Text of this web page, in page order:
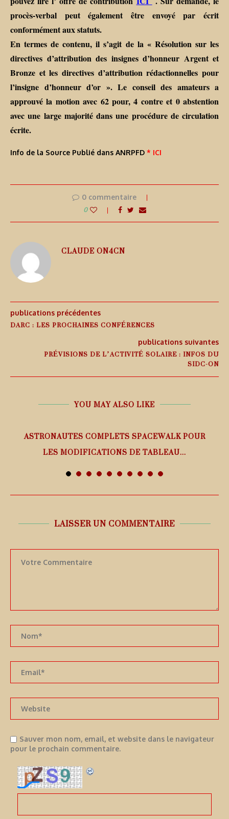
procès-verbal peut également être envoyé par écrit
conformément aux statuts.
En termes de contenu, il s’agit de la « Résolution sur les
directives d’attribution des insignes d’honneur Argent et
Bronze et les directives d’attribution rédactionnelles pour
l’insigne d’honneur d’or ». Le conseil des amateurs a
approuvé la motion avec 62 pour, 4 contre et 0 abstention
avec une large majorité dans une procédure de circulation
écrite.
Info de la Source Publié dans ANRPFD * ICI
0 commentaire
0
CLAUDE ON4CN
publications précédentes
DARC : LES PROCHAINES CONFÉRENCES
publications suivantes
PRÉVISIONS DE L’ACTIVITÉ SOLAIRE : INFOS DU
SIDC-ON
YOU MAY ALSO LIKE
ASTRONAUTES COMPLETS SPACEWALK POUR
LES MODIFICATIONS DE TABLEAU...
LAISSER UN COMMENTAIRE
Sauver mon nom, email, et website dans le navigateur
pour le prochain commentaire.